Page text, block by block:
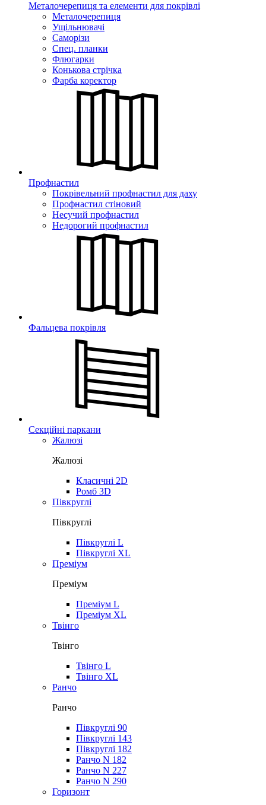
Металочерепиця та елементи для покрівлі
Металочерепиця
Ущільнювачі
Саморізи
Спец. планки
Флюгарки
Конькова стрічка
Фарба коректор
Профнастил
Покрівельний профнастил для даху
Профнастил стіновий
Несучий профнастил
Недорогий профнастил
Фальцева покрівля
Секційні паркани
Жалюзі
Жалюзі
Класичні 2D
Ромб 3D
Півкруглі
Півкруглі
Півкруглі L
Півкруглі XL
Преміум
Преміум
Преміум L
Преміум XL
Твінго
Твінго
Твінго L
Твінго XL
Ранчо
Ранчо
Півкруглі 90
Півкруглі 143
Півкруглі 182
Ранчо N 182
Ранчо N 227
Ранчо N 290
Горизонт